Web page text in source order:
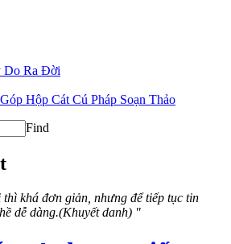
Do Ra Đời
Hộp Cát Cú Pháp Soạn Thảo
Find
khá đơn giản, nhưng để tiếp tục tin
dễ dàng.(Khuyết danh) "